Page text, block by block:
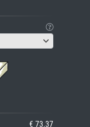
€ 73.37